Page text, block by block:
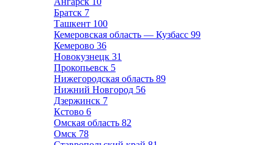
Братск 7
Ташкент 100
Кемеровская область — Кузбасс 99
Кемерово 36
Новокузнецк 31
Прокопьевск 5
Нижегородская область 89
Нижний Новгород 56
Дзержинск 7
Кстово 6
Омская область 82
Омск 78